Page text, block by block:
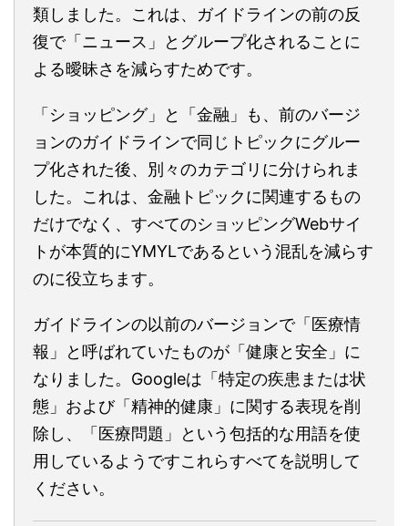
類しました。これは、ガイドラインの前の反
復で「ニュース」とグループ化されることに
よる曖昧さを減らすためです。
「ショッピング」と「金融」も、前のバージ
ョンのガイドラインで同じトピックにグルー
プ化された後、別々のカテゴリに分けられま
した。これは、金融トピックに関連するもの
だけでなく、すべてのショッピングWebサイ
トが本質的にYMYLであるという混乱を減らす
のに役立ちます。
ガイドラインの以前のバージョンで「医療情
報」と呼ばれていたものが「健康と安全」に
なりました。Googleは「特定の疾患または状
態」および「精神的健康」に関する表現を削
除し、「医療問題」という包括的な用語を使
用しているようですこれらすべてを説明して
ください。